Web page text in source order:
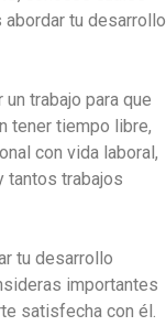
tu desarrollo
trabajo para que
tener tiempo libre,
con vida laboral,
tantos trabajos
tu desarrollo
importantes
satisfecha con él.